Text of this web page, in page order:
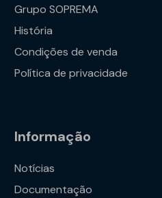
Grupo SOPREMA
História
Condições de venda
Política de privacidade
Informação
Notícias
Documentação